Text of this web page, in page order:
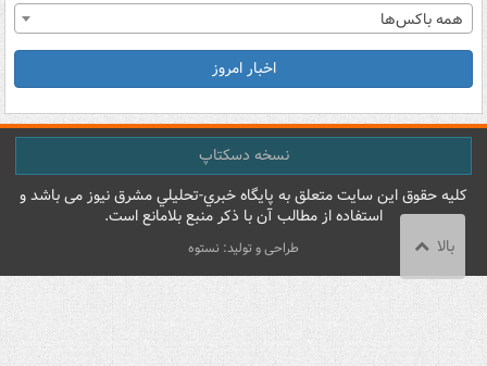
همه باکس‌ها
اخبار امروز
نسخه دسکتاپ
کليه حقوق اين سايت متعلق به پایگاه خبري-تحليلي مشرق نيوز می باشد و
استفاده از مطالب آن با ذکر منبع بلامانع است.
طراحی و تولید: نستوه بالا